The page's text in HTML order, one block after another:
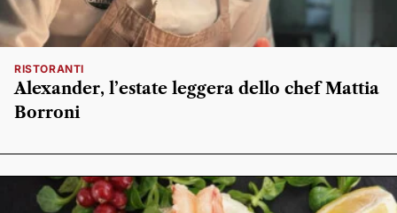
RISTORANTI
Alexander, l’estate leggera dello chef Mattia
Borroni